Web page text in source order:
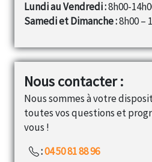
Lundi au Vendredi :8h00-
Samedi et Dimanche :8h00 –
Nous contacter :
Nous sommes à votre
toutes vos questions et
vous !
:04 50 81 88 96